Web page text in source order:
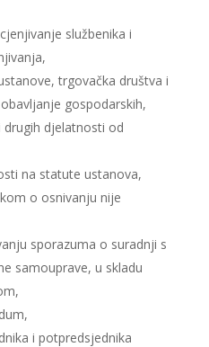
službenika i
trgovačka društva i
gospodarskih,
drugih djelatnosti od
na statute ustanova,
o osnivanju nije
sporazuma o suradnji s
samouprave, u skladu
i potpredsjednika